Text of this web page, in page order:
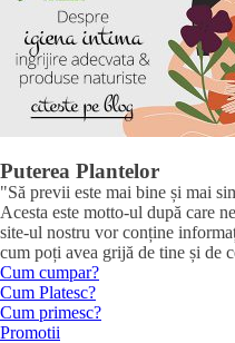
Puterea Plantelor
"Să previi este mai bine și mai
Acesta este motto-ul după care
site-ul nostru vor conține
cum poți avea grijă de tine și de
Cum cumpar?
Cum Platesc?
Cum primesc?
Promotii